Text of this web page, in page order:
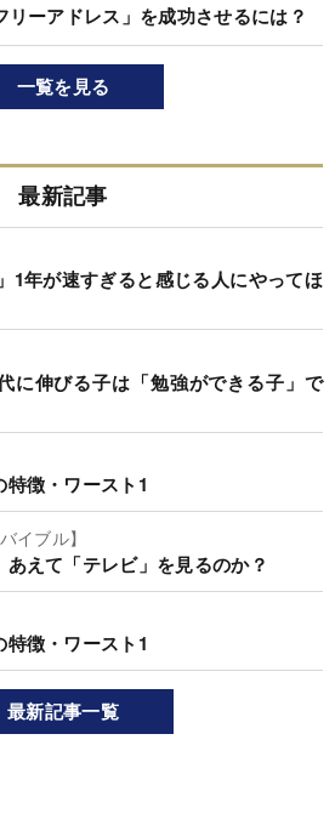
ーアドレス」を成功させるには？
一覧を見る
最新記事
1年が速すぎると感じる人にやってほ
に伸びる子は「勉強ができる子」で
徴・ワースト1
イブル】
えて「テレビ」を見るのか？
特徴・ワースト1
最新記事一覧